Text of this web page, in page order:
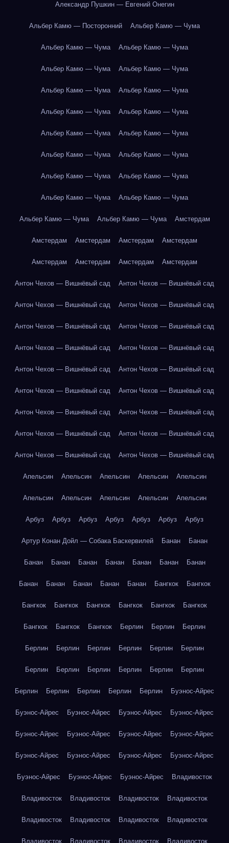
Александр Пушкин — Евгений Онегин
Альбер Камю — Посторонний Альбер Камю — Чума
Альбер Камю — Чума Альбер Камю — Чума
Альбер Камю — Чума Альбер Камю — Чума
Альбер Камю — Чума Альбер Камю — Чума
Альбер Камю — Чума Альбер Камю — Чума
Альбер Камю — Чума Альбер Камю — Чума
Альбер Камю — Чума Альбер Камю — Чума
Альбер Камю — Чума Альбер Камю — Чума
Альбер Камю — Чума Альбер Камю — Чума
Альбер Камю — Чума Альбер Камю — Чума Амстердам
Амстердам Амстердам Амстердам Амстердам
Амстердам Амстердам Амстердам Амстердам
Антон Чехов — Вишнёвый сад Антон Чехов — Вишнёвый сад
Антон Чехов — Вишнёвый сад Антон Чехов — Вишнёвый сад
Антон Чехов — Вишнёвый сад Антон Чехов — Вишнёвый сад
Антон Чехов — Вишнёвый сад Антон Чехов — Вишнёвый сад
Антон Чехов — Вишнёвый сад Антон Чехов — Вишнёвый сад
Антон Чехов — Вишнёвый сад Антон Чехов — Вишнёвый сад
Антон Чехов — Вишнёвый сад Антон Чехов — Вишнёвый сад
Антон Чехов — Вишнёвый сад Антон Чехов — Вишнёвый сад
Антон Чехов — Вишнёвый сад Антон Чехов — Вишнёвый сад
Апельсин Апельсин Апельсин Апельсин Апельсин
Апельсин Апельсин Апельсин Апельсин Апельсин
Арбуз Арбуз Арбуз Арбуз Арбуз Арбуз Арбуз
Артур Конан Дойл — Собака Баскервилей Банан Банан
Банан Банан Банан Банан Банан Банан Банан
Банан Банан Банан Банан Банан Бангкок Бангкок
Бангкок Бангкок Бангкок Бангкок Бангкок Бангкок
Бангкок Бангкок Бангкок Берлин Берлин Берлин
Берлин Берлин Берлин Берлин Берлин Берлин
Берлин Берлин Берлин Берлин Берлин Берлин
Берлин Берлин Берлин Берлин Берлин Буэнос-Айрес
Буэнос-Айрес Буэнос-Айрес Буэнос-Айрес Буэнос-Айрес
Буэнос-Айрес Буэнос-Айрес Буэнос-Айрес Буэнос-Айрес
Буэнос-Айрес Буэнос-Айрес Буэнос-Айрес Буэнос-Айрес
Буэнос-Айрес Буэнос-Айрес Буэнос-Айрес Владивосток
Владивосток Владивосток Владивосток Владивосток
Владивосток Владивосток Владивосток Владивосток
Владивосток Владивосток Владивосток Владивосток